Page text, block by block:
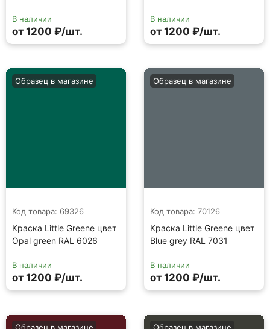
В наличии
от 1200 ₽/шт.
В наличии
от 1200 ₽/шт.
Код товара: 69326
Краска Little Greene цвет
Opal green RAL 6026
Образец в магазине
В наличии
от 1200 ₽/шт.
Код товара: 70126
Краска Little Greene цвет
Blue grey RAL 7031
Образец в магазине
В наличии
от 1200 ₽/шт.